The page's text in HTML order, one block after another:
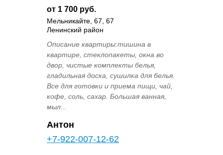
от 1 700 руб.
Мельникайте, 67, 67
Ленинский район
Описание квартиры:тишина в
квартире, стеклопакеты, окна во
двор, чистые комплекты белья,
гладильная доска, сушилка для белья.
Все для готовки и приема пищи, чай,
кофе, соль, сахар. Большая ванная,
мыл...
Антон
+7-922-007-12-62